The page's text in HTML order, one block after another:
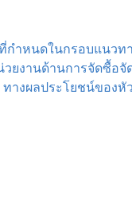
กำหนดในกรอบแนวท
ยงานด้านการจัดซื้อจั
างผลประโยชน์ของหั